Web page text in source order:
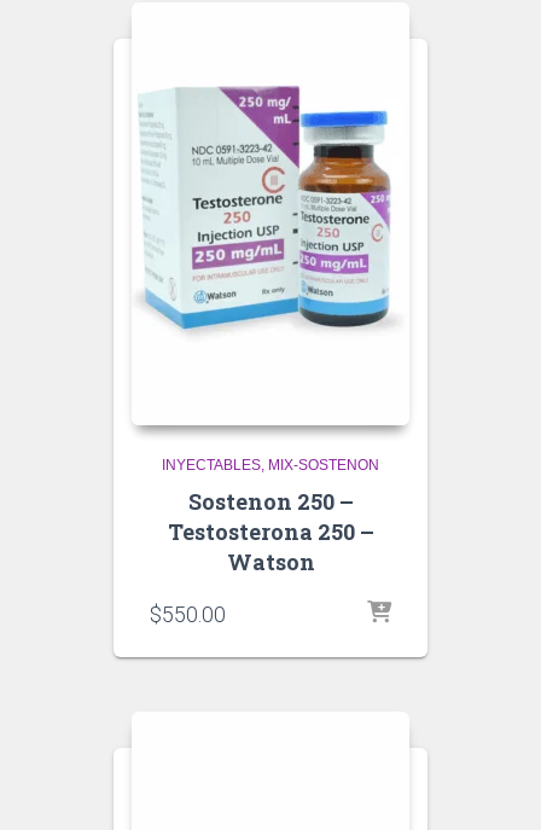
INYECTABLES MIX-SOSTENON
Sostenon 250 –
Testosterona 250 –
Watson
$550.00